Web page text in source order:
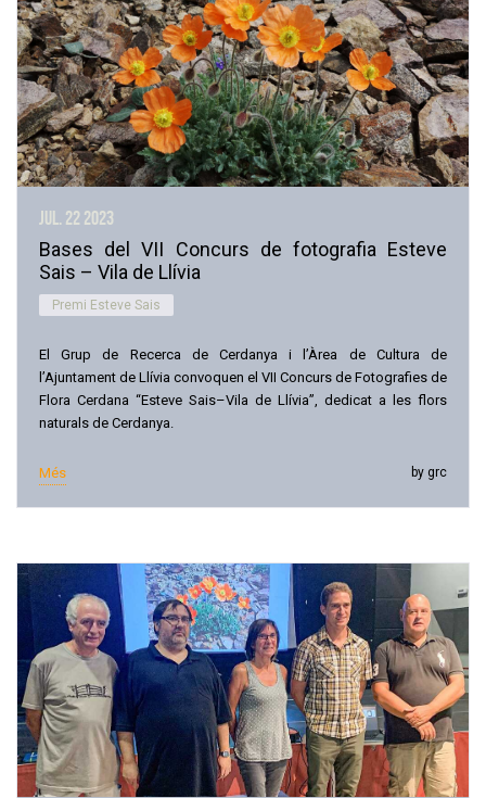
jul. 22 2023
Bases del VII Concurs de fotografia Esteve
Sais – Vila de Llívia
Premi Esteve Sais
El Grup de Recerca de Cerdanya i l’Àrea de Cultura de
l’Ajuntament de Llívia convoquen el VII Concurs de Fotografies de
Flora Cerdana “Esteve Sais–Vila de Llívia”, dedicat a les flors
naturals de Cerdanya.
Més by grc